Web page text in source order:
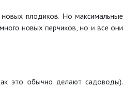
плодиков. Но максимальные
новых перчиков, но и все они
это обычно делают садоводы).